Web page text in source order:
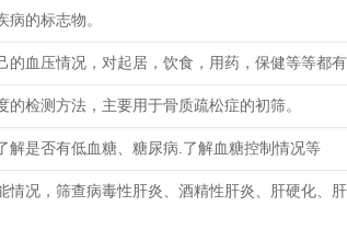
病的标志物。
的血压情况，对起居，饮食，用药，保健等等都有
的检测方法，主要用于骨质疏松症的初筛。
解是否有低血糖、糖尿病.了解血糖控制情况等
情况，筛查病毒性肝炎、酒精性肝炎、肝硬化、